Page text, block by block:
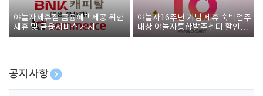
야놀자제휴점 금융혜택제공 위한
제휴 및 금융서비스 게시
야놀자16주년 기념 제휴 숙박업주
대상 야놀자통합발주센터 할인쿠
폰 증정
공지사항
[호텔업] 개인정보 처리방침 개정본1 (19.09.02)